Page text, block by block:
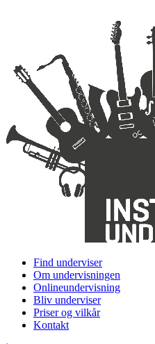
Find underviser
Om undervisningen
Onlineundervisning
Bliv underviser
Priser og vilkår
Kontakt